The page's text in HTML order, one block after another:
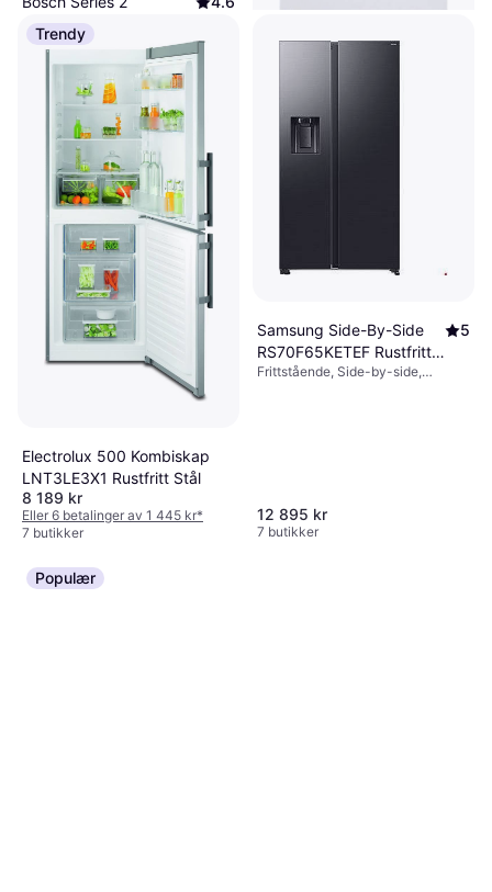
KGN33NLEB
Frittstående, Kjøleskap over fryser,
193L/89L, Bredde: 60cm
7 251 kr
Frittstående, Kjøleskap over fryser,
230L/114L, Bredde: 59.5cm
5 495 kr
2 butikker
Trendy
Electrolux 500 Kombiskap
LNT3LE3X1 Rustfritt Stål
8 189 kr
Eller 6 betalinger av 1 445 kr*
7 butikker
Samsung Side-By-Side
RS70F65KETEF Rustfritt
Stål
5
Frittstående, Side-by-side,
12 895 kr
7 butikker
Populær